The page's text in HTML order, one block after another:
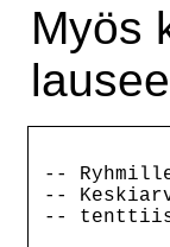
Myös
--
--
--